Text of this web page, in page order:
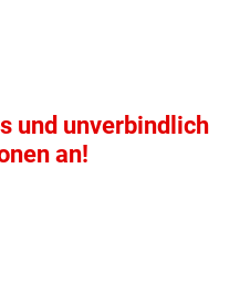
und unverbindlich
an!